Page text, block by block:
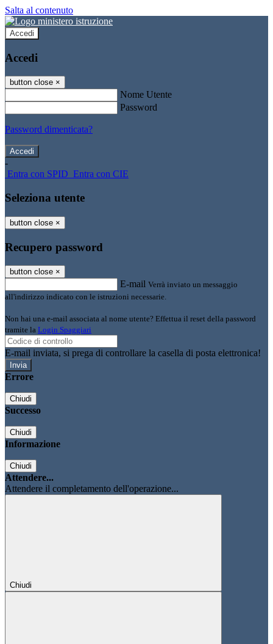
Salta al contenuto
Accedi
Accedi
button close ×
Nome Utente
Password
Password dimenticata?
-
Entra con SPID Entra con CIE
Seleziona utente
button close ×
Recupero password
button close ×
E-mail Verrà inviato un messaggio
all'indirizzo indicato con le istruzioni necessarie.
Non hai una e-mail associata al nome utente? Effettua il reset della password
tramite la Login Spaggiari
E-mail inviata, si prega di controllare la casella di posta elettronica!
Errore
Chiudi
Successo
Chiudi
Informazione
Chiudi
Attendere...
Attendere il completamento dell'operazione...
Chiudi